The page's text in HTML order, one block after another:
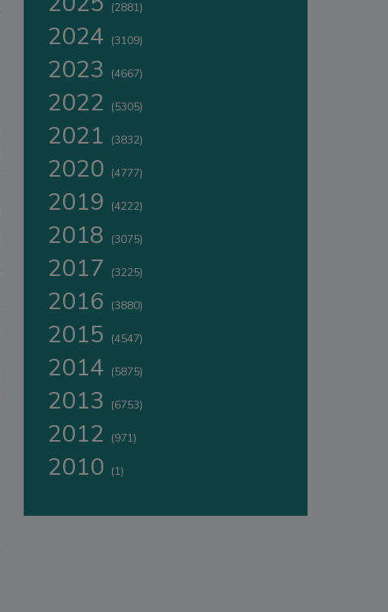
(2881)
2024 (3109)
2023 (4667)
2022 (5305)
2021 (3832)
2020 (4777)
2019 (4222)
2018 (3075)
2017 (3225)
2016 (3880)
2015 (4547)
2014 (5875)
2013 (6753)
2012 (971)
2010 (1)